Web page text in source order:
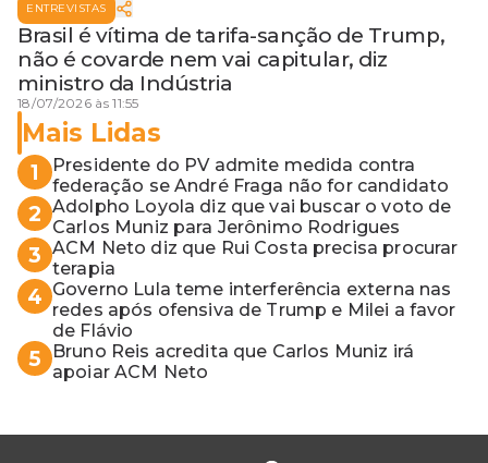
ENTREVISTAS
Brasil é vítima de tarifa-sanção de Trump,
não é covarde nem vai capitular, diz
ministro da Indústria
18/07/2026 às 11:55
Mais Lidas
1
Presidente do PV admite medida contra
federação se André Fraga não for candidato
2 Adolpho Loyola diz que vai buscar o voto de
Carlos Muniz para Jerônimo Rodrigues
3 ACM Neto diz que Rui Costa precisa procurar
terapia
4 Governo Lula teme interferência externa nas
redes após ofensiva de Trump e Milei a favor
de Flávio
5
Bruno Reis acredita que Carlos Muniz irá
apoiar ACM Neto